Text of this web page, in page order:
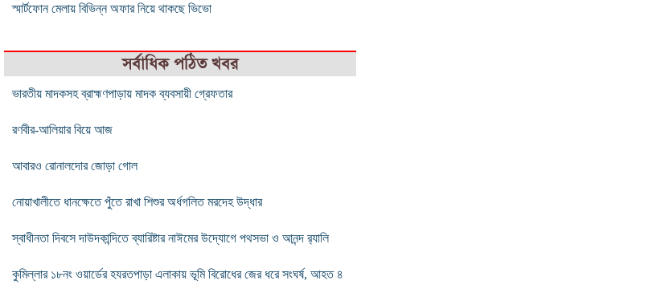
স্মার্টফোন মেলায় বিভিন্ন অফার নিয়ে থাকছে ভিভো
সর্বাধিক পঠিত খবর
ভারতীয় মাদকসহ ব্রাহ্মণপাড়ায় মাদক ব্যবসায়ী গ্রেফতার
রণবীর-আলিয়ার বিয়ে আজ
আবারও রোনালদোর জোড়া গোল
নোয়াখালীতে ধানক্ষেতে পুঁতে রাখা শিশুর অর্ধগলিত মরদেহ উদ্ধার
স্বাধীনতা দিবসে দাউদকান্দিতে ব্যারিষ্টার নাঈমের উদ্যোগে পথসভা ও আনন্দ র‌্যালি
কুমিল্লার ১৮নং ওয়ার্ডের হযরতপাড়া এলাকায় ভূমি বিরোধের জের ধরে সংঘর্ষ, আহত ৪